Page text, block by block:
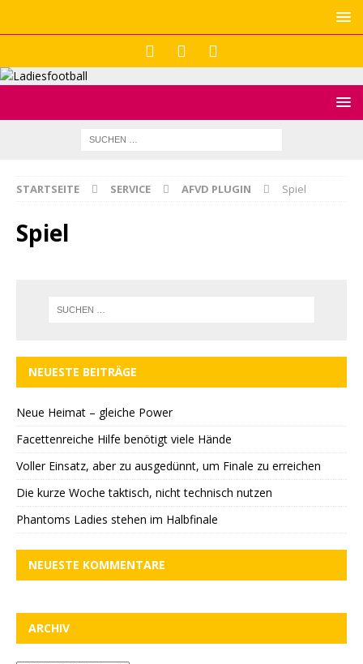
STARTSEITE SERVICE AFVD PLUGIN Spiel
Spiel
NEUESTE BEITRÄGE
Neue Heimat – gleiche Power
Facettenreiche Hilfe benötigt viele Hände
Voller Einsatz, aber zu ausgedünnt, um Finale zu erreichen
Die kurze Woche taktisch, nicht technisch nutzen
Phantoms Ladies stehen im Halbfinale
NEUESTE KOMMENTARE
ARCHIV